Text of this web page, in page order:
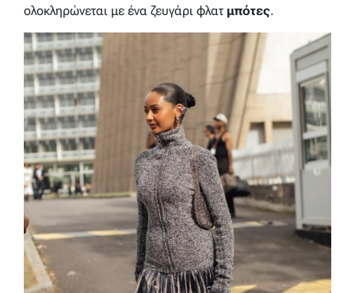
ολοκληρώνεται με ένα ζευγάρι φλατ μπότες.